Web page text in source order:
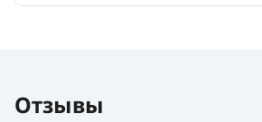
Отзывы